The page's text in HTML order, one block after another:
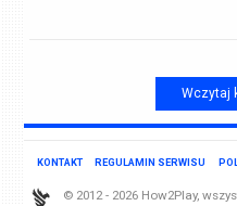
Wczytaj
KONTAKT REGULAMIN SERWISU
© 2012 - 2026 How2Play,